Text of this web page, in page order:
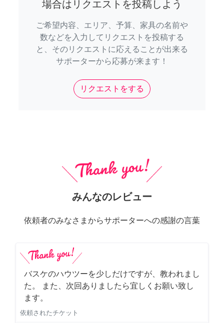
場合はリクエストを投稿しよう
ご希望内容、エリア、予算、家具の名前や
数などを入力してリクエストを投稿する
と、そのリクエストに応えることが出来る
サポーターから応募が来ます！
リクエストをする
みんなのレビュー
依頼者のみなさまからサポーターへの感謝の言葉
バスケのハウツーを少しだけですが、教われまし
た。 また、次回ありましたら宜しくお願い致し
ます。
依頼されたチケット